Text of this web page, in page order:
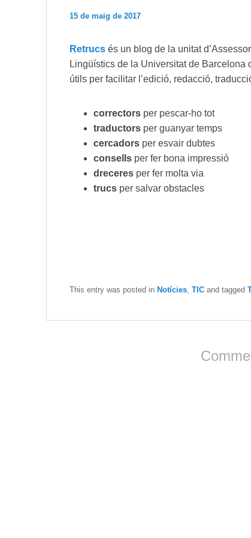
15 de maig de 2017
Retrucs és un blog de la unitat
Lingüístics de la Universitat de Barcelona
útils per facilitar l’edició, redacció,
correctors per pescar-ho tot
traductors per guanyar temps
cercadors per esvair dubtes
consells per fer bona impressió
dreceres per fer molta via
trucs per salvar obstacles
This entry was posted in Notícies, TIC and tagged